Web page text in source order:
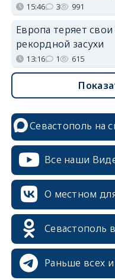
15:46 3 991
Европа теряет
рекордной засухи
13:16 1 615
Севастополь на
Все наши
О местном
Севастополь
Раньше всех